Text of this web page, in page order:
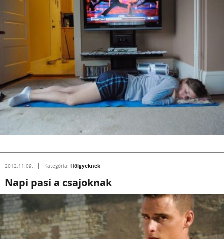
2012.11.09. Kategória: Hölgyeknek
Napi pasi a csajoknak